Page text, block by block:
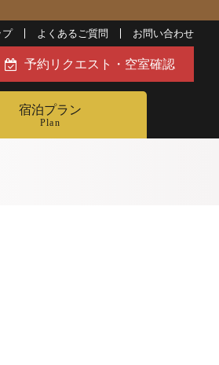
プ よくあるご質問 お問い合わせ
予約リクエスト・空室確認
宿泊プラン
Plan